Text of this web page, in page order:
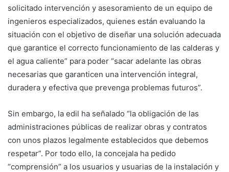
solicitado intervención y asesoramiento de un equipo de
ingenieros especializados, quienes están evaluando la
situación con el objetivo de diseñar una solución adecuada
que garantice el correcto funcionamiento de las calderas y
el agua caliente” para poder “sacar adelante las obras
necesarias que garanticen una intervención integral,
duradera y efectiva que prevenga problemas futuros”.
Sin embargo, la edil ha señalado “la obligación de las
administraciones públicas de realizar obras y contratos
con unos plazos legalmente establecidos que debemos
respetar”. Por todo ello, la concejala ha pedido
“comprensión” a los usuarios y usuarias de la instalación y